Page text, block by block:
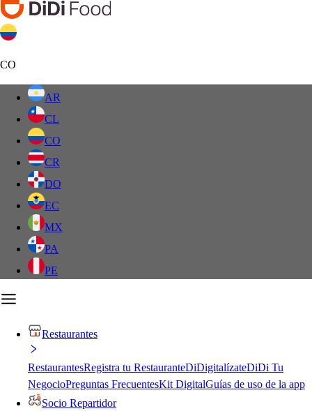
CO
AR
CL
CO
CR
DO
EC
MX
PA
PE
Restaurantes
RestaurantesRegistra tu RestauranteDiDigitalízateDiDi Tu
NegocioPreguntas FrecuentesKit DigitalGuías de uso de la app
Socio Repartidor